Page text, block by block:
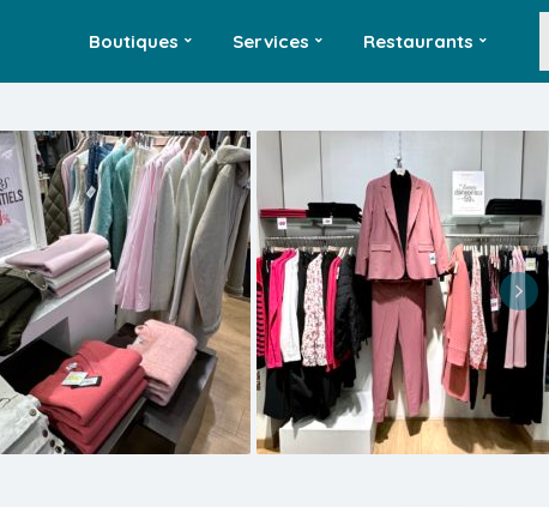
Boutiques Services Restaurants